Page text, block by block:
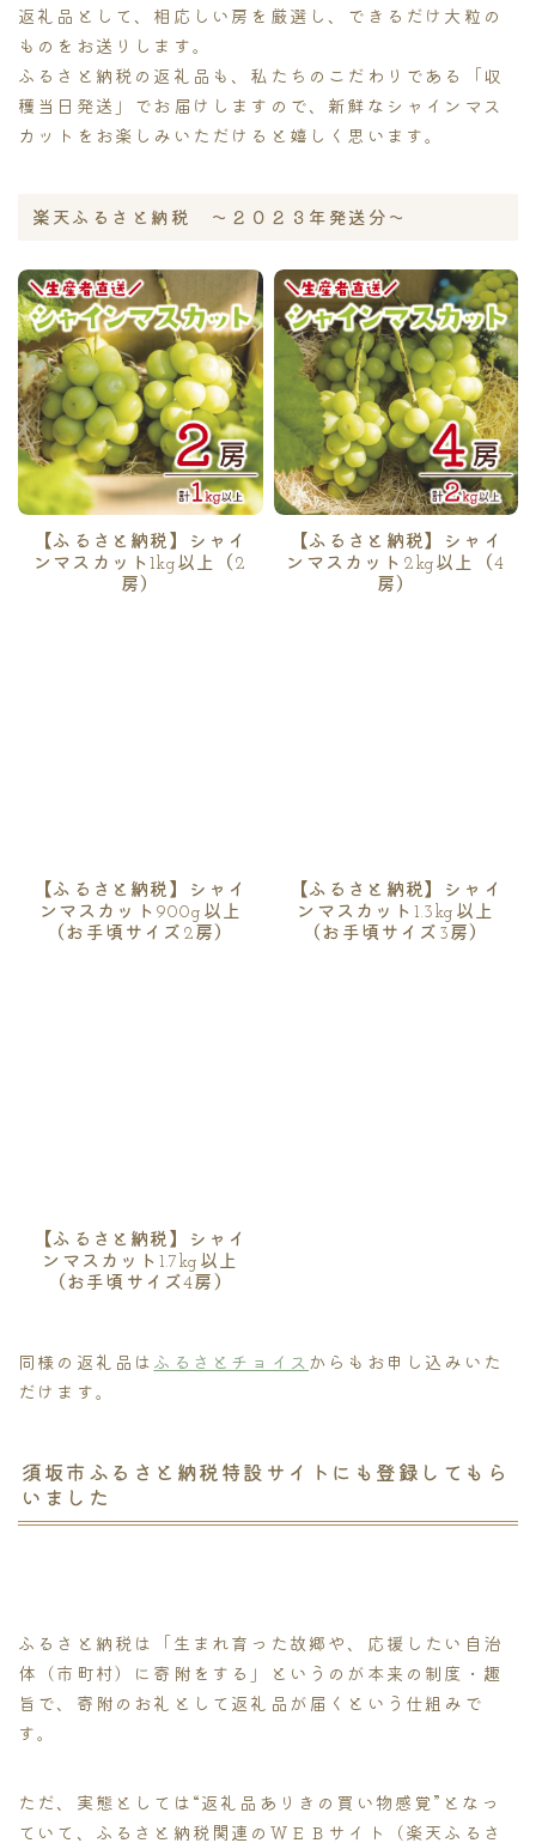
返礼品として、相応しい房を厳選し、できるだけ大粒の
ものをお送りします。
ふるさと納税の返礼品も、私たちのこだわりである「収
穫当日発送」でお届けしますので、新鮮なシャインマス
カットをお楽しみいただけると嬉しく思います。
楽天ふるさと納税 〜２０２３年発送分〜
【ふるさと納税】シャイ
ンマスカット1kg以上（2
房）
【ふるさと納税】シャイ
ンマスカット2kg以上（4
房）
【ふるさと納税】シャイ
ンマスカット900g以上
（お手頃サイズ2房）
【ふるさと納税】シャイ
ンマスカット1.3kg以上
（お手頃サイズ3房）
【ふるさと納税】シャイ
ンマスカット1.7kg以上
（お手頃サイズ4房）
同様の返礼品はふるさとチョイス からもお申し込みいた
だけます。
須坂市ふるさと納税特設サイトにも登録してもら
いました
ふるさと納税は「生まれ育った故郷や、応援したい自治
体（市町村）に寄附をする」というのが本来の制度・趣
旨で、寄附のお礼として返礼品が届くという仕組みで
す。
ただ、実態としては“返礼品ありきの買い物感覚”となっ
ていて、ふるさと納税関連のＷＥＢサイト（楽天ふるさ